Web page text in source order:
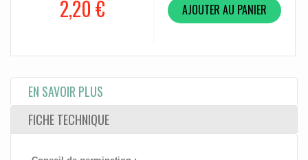
2,20 € AJOUTER AU PANIER
EN SAVOIR PLUS
FICHE TECHNIQUE